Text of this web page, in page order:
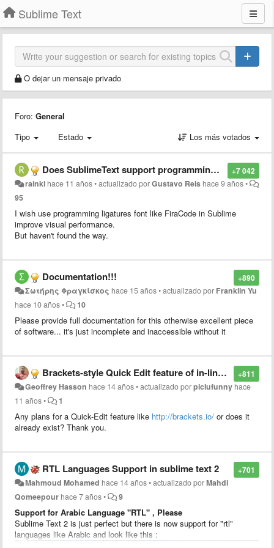
Sublime Text
O dejar un mensaje privado
Foro: General
Tipo
Estado Los más votados
+7 042
Does SublimeText support programming ligatures font,like Fira Code?
rainki hace 11 años•actualizado porGustavo Reis hace 9 años•
95
I wish use programming ligatures font like FiraCode in Sublime
improve visual performance.
But haven't found the way.
+890
Documentation!!!
Σωτήρης Φραγκίσκος hace 15 años•actualizado por Franklin Yu
hace 10 años• 10
Please provide full documentation for this otherwise excellent piece
of software... it's just incomplete and inaccessible without it
+811
Brackets-style Quick Edit feature of in-line CSS styling
Geoffrey Hasson hace 14 años•actualizado porpiclufunny hace
11 años• 1
Any plans for a Quick-Edit feature like http://brackets.io/ or does it
already exist? Thank you.
+701
RTL Languages Support in sublime text 2
Mahmoud Mohamed hace 14 años•actualizado porMahdi
Qomeepour hace 7 años• 9
Support for Arabic Language "RTL" , Please
Sublime Text 2 is just perfect but there is now support for "rtl"
languages like Arabic and look like this :